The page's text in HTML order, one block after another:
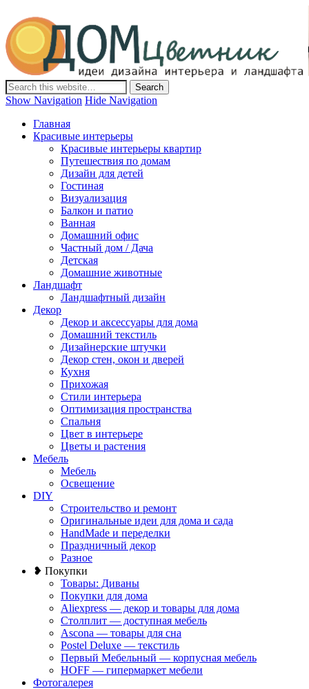
Дом-Цветник
Дизайн интерьера и ландшафта, декор и обустройство дома.
Идеи со всего мира.
Show Navigation Hide Navigation
Главная
Красивые интерьеры
Красивые интерьеры квартир
Путешествия по домам
Дизайн для детей
Гостиная
Визуализация
Балкон и патио
Ванная
Домашний офис
Частный дом / Дача
Детская
Домашние животные
Ландшафт
Ландшафтный дизайн
Декор
Декор и аксессуары для дома
Домашний текстиль
Дизайнерские штучки
Декор стен, окон и дверей
Кухня
Прихожая
Стили интерьера
Оптимизация пространства
Спальня
Цвет в интерьере
Цветы и растения
Мебель
Мебель
Освещение
DIY
Строительство и ремонт
Оригинальные идеи для дома и сада
HandMade и переделки
Праздничный декор
Разное
❥ Покупки
Товары: Диваны
Покупки для дома
Aliexpress — декор и товары для дома
Столплит — доступная мебель
Ascona — товары для сна
Postel Deluxe — текстиль
Первый Мебельный — корпусная мебель
HOFF — гипермаркет мебели
Фотогалерея